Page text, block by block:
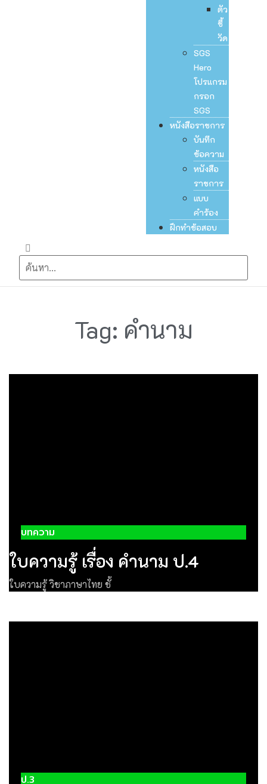
ตัว
ชี้
วัด
SGS
Hero
โปรแกรม
กรอก
SGS
หนังสือราชการ
บันทึก
ข้อความ
หนังสือ
ราชการ
แบบ
คำร้อง
ฝึกทำข้อสอบ
Tag: คำนาม
บทความ
ใบความรู้ เรื่อง คำนาม ป.4
ใบความรู้ วิชาภาษาไทย ชั้
ป.3